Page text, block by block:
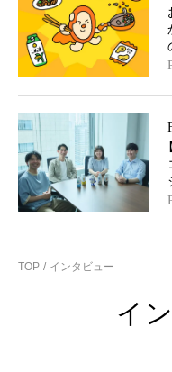
TOP インタビュー
イ